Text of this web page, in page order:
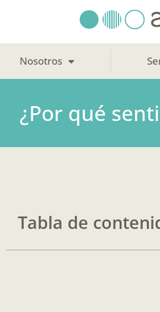
contenido
Nosotros
¿Por qué
Tabla de